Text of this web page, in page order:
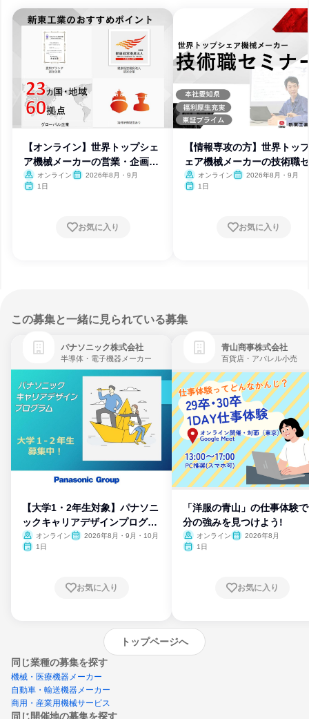
【オンライン】世界トップシェ
ア機械メーカーの営業・企画・
事務オンライン
2026年8月・9月
1日
お気に入り
【情報専攻の方】世界トッ
ェア機械メーカーの技術職
ナーオンライン
2026年8月・9月
1日
お気に入り
この募集と一緒に見られている募集
パナソニック株式会社
半導体・電子機器メーカー
【大学1・2年生対象】パナソニ
ックキャリアデザインプログラ
ム
オンライン
2026年8月・9月・10月
1日
お気に入り
青山商事株式会社
百貨店・アパレル小売
「洋服の青山」の仕事体験
分の強みを見つけよう!
オンライン
2026年8月
1日
お気に入り
トップページへ
同じ業種の募集を探す
機械・医療機器メーカー
自動車・輸送機器メーカー
商用・産業用機械サービス
同じ開催地の募集を探す